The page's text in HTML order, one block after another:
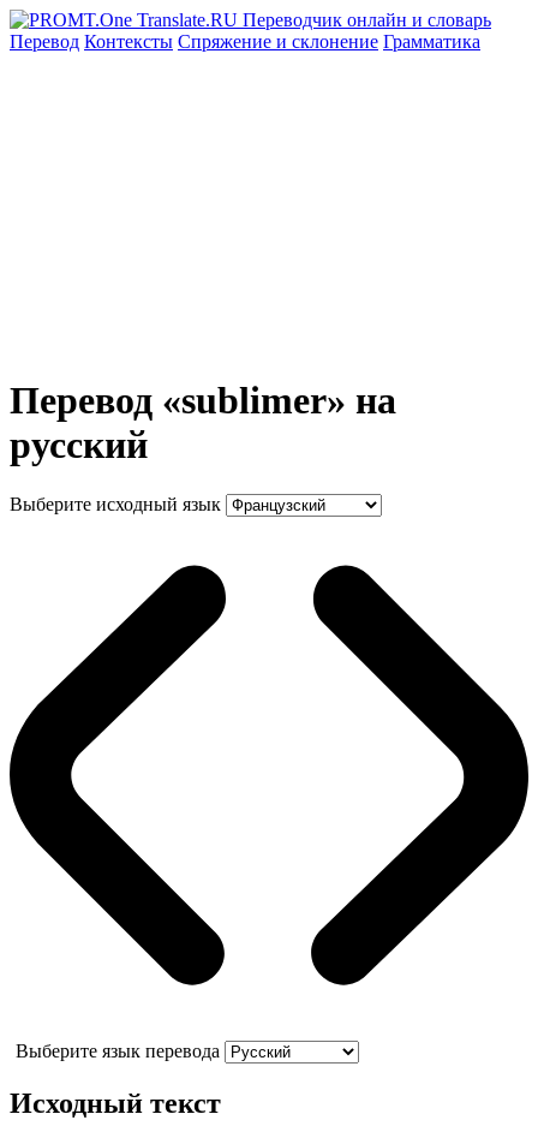
Перевод Контексты Спряжение и склонение Грамматика
Перевод «sublimer» на
русский
Выберите исходный язык
Выберите язык перевода
Исходный текст